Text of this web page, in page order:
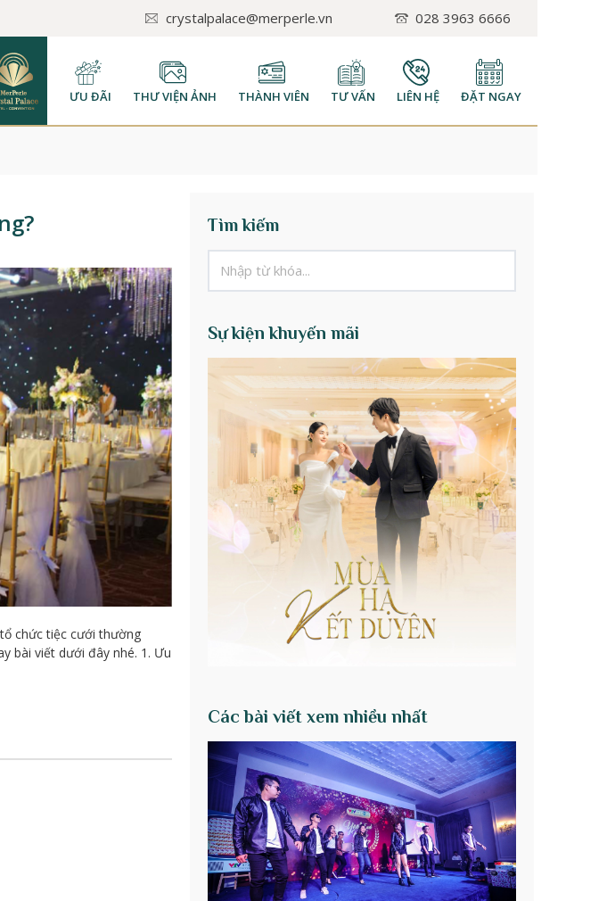
crystalpalace@merperle.vn 028 3963 6666
ƯU ĐÃI THƯ VIỆN ẢNH THÀNH VIÊN TƯ VẤN LIÊN HỆ ĐẶT NGAY
chức tiệc cưới thường
bài viết dưới đây nhé. 1. Ưu
Tìm kiếm
Sự kiện khuyến mãi
Các bài viết xem nhiều nhất